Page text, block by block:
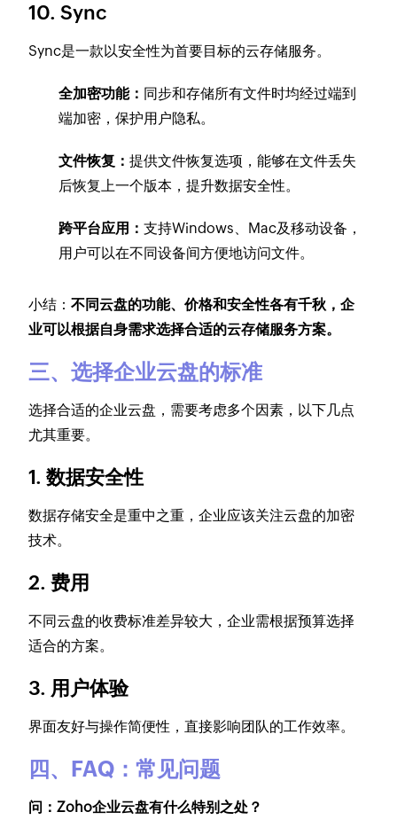
10. Sync
Sync是一款以安全性为首要目标的云存储服务。
全加密功能： 同步和存储所有文件时均经过端到
端加密，保护用户隐私。
文件恢复：提供文件恢复选项，能够在文件丢失
后恢复上一个版本，提升数据安全性。
跨平台应用：支持Windows、Mac及移动设备，
用户可以在不同设备间方便地访问文件。
小结：不同云盘的功能、价格和安全性各有千秋，企
业可以根据自身需求选择合适的云存储服务方案。
三、选择企业云盘的标准
选择合适的企业云盘，需要考虑多个因素，以下几点
尤其重要。
1. 数据安全性
数据存储安全是重中之重，企业应该关注云盘的加密
技术。
2. 费用
不同云盘的收费标准差异较大，企业需根据预算选择
适合的方案。
3. 用户体验
界面友好与操作简便性，直接影响团队的工作效率。
四、FAQ：常见问题
问：Zoho企业云盘有什么特别之处？